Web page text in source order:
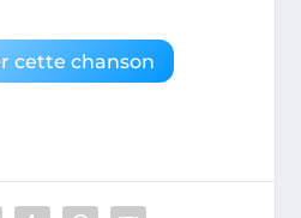
cette chanson